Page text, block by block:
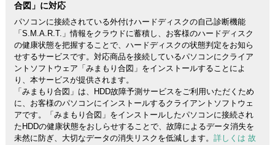
合図」に対応
パソコンに接続されている外付けハードディスクの自己診断機能
「S.M.A.R.T.」情報をクラウドに蓄積し、お客様のハードディスク
の健康状態を把握することで、ハードディスクの状態判定をお知ら
せするサービスです。対応商品を接続しているパソコンにクライア
ントソフトウェア「みまもり合図」をインストールすることによ
り、本サービスが提供されます。
「みまもり合図」は、HDD故障予測サービスをご利用いただくため
に、お客様のパソコンにインストールするクライアントソフトウェ
アです。「みまもり合図」をインストールしたパソコンに接続され
たHDDの健康状態をおしらせすることで、故障によるデータ消失を
未然に防ぎ、大切なデータの消失リスクを低減します。 詳しくは 故